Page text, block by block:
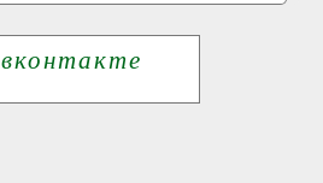
вконтакте